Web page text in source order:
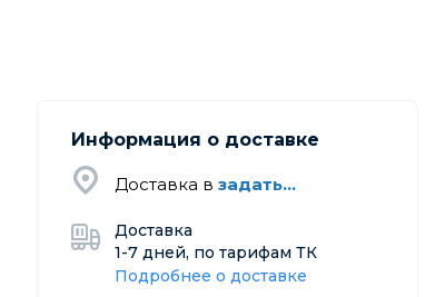
Информация о доставке
Доставка в задать...
Доставка
1-7 дней, по тарифам ТК
Подробнее о доставке